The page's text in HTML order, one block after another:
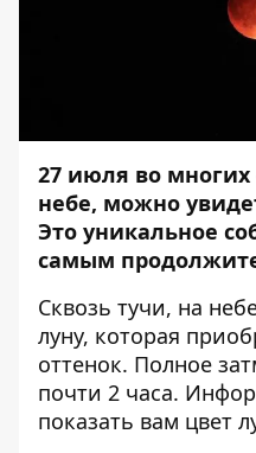
27 июля во многих
небе, можно
Это уникальное
самым
Сквозь тучи, на
луну, которая
оттенок. Полное
почти 2 часа.
показать вам цвет